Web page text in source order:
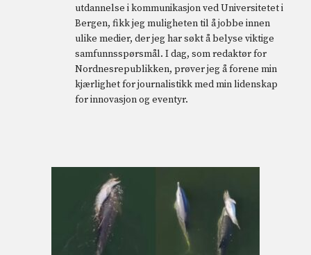
utdannelse i kommunikasjon ved Universitetet i
Bergen, fikk jeg muligheten til å jobbe innen
ulike medier, der jeg har søkt å belyse viktige
samfunnsspørsmål. I dag, som redaktør for
Nordnesrepublikken, prøver jeg å forene min
kjærlighet for journalistikk med min lidenskap
for innovasjon og eventyr.